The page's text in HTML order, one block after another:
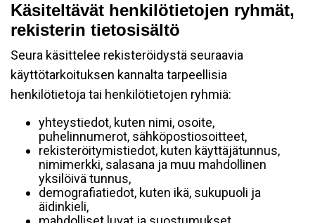
Käsiteltävät henkilötietojen ryhmät,
rekisterin tietosisältö
Seura käsittelee rekisteröidystä seuraavia
käyttötarkoituksen kannalta tarpeellisia
henkilötietoja tai henkilötietojen ryhmiä:
yhteystiedot, kuten nimi, osoite,
puhelinnumerot, sähköpostiosoitteet,
rekisteröitymistiedot, kuten käyttäjätunnus,
nimimerkki, salasana ja muu mahdollinen
yksilöivä tunnus,
demografiatiedot, kuten ikä, sukupuoli ja
äidinkieli,